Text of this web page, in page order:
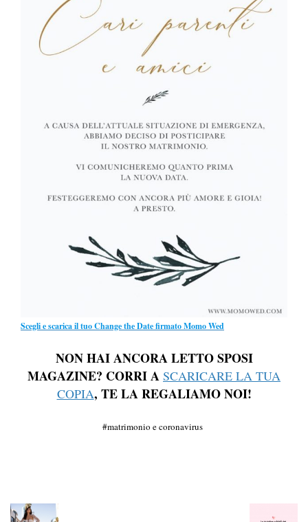
Scegli e scarica il tuo Change the Date firmato Momo Wed
NON HAI ANCORA LETTO SPOSI
MAGAZINE? CORRI A SCARICARE LA TUA
COPIA, TE LA REGALIAMO NOI!
matrimonio e coronavirus